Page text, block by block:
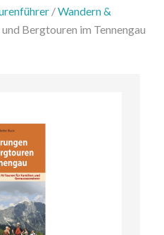
/Wandern &
Bergtouren im Tennengau